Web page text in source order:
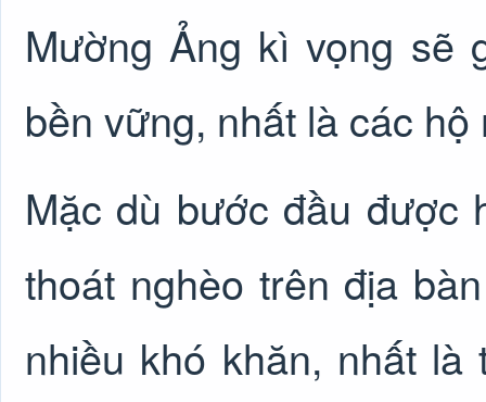
Mường Ảng kì vọng sẽ
bền vững, nhất là các
Mặc dù bước đầu được
thoát nghèo trên địa
nhiều khó khăn, nhất là